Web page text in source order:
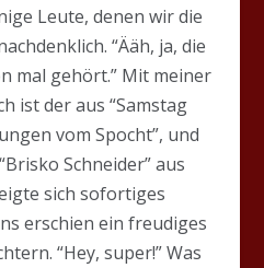
Leute, denen wir die
“Ääh, ja, die
mal gehört.” Mit meiner
ist der aus “Samstag
vom Spocht”, und
Schneider” aus
sich sofortiges
erschien ein freudiges
“Hey, super!” Was